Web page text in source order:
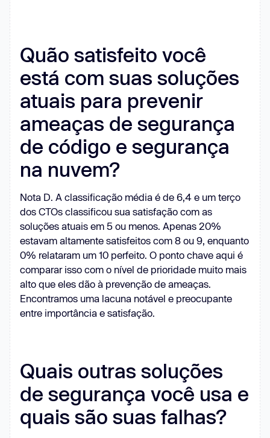
Quão satisfeito você
está com suas soluções
atuais para prevenir
ameaças de segurança
de código e segurança
na nuvem?
Nota D. A classificação média é de 6,4 e um terço
dos CTOs classificou sua satisfação com as
soluções atuais em 5 ou menos. Apenas 20%
estavam altamente satisfeitos com 8 ou 9, enquanto
0% relataram um 10 perfeito. O ponto chave aqui é
comparar isso com o nível de prioridade muito mais
alto que eles dão à prevenção de ameaças.
Encontramos uma lacuna notável e preocupante
entre importância e satisfação.
Quais outras soluções
de segurança você usa e
quais são suas falhas?